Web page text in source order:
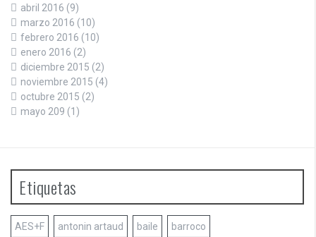
abril 2016 (9)
marzo 2016 (10)
febrero 2016 (10)
enero 2016 (2)
diciembre 2015 (2)
noviembre 2015 (4)
octubre 2015 (2)
mayo 209 (1)
Etiquetas
AES+F antonin artaud baile barroco